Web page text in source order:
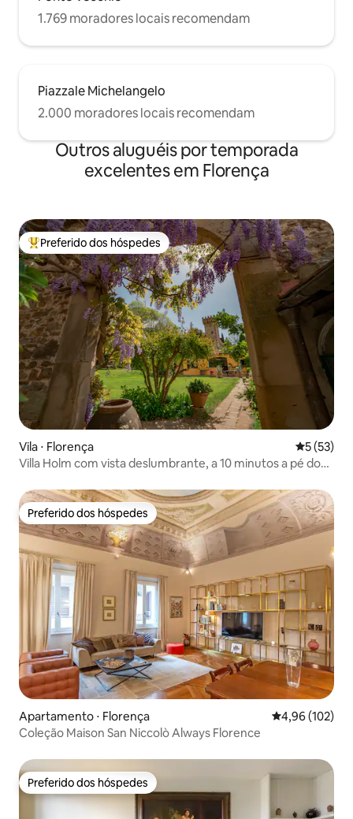
minutos a pé. DE ÔNIBUS: a poucos
passos do prédio há ônibus para o centro
1.769 moradores locais recomendam
Piazzale Michelangelo
2.000 moradores locais recomendam
Outros aluguéis por temporada
excelentes em Florença
Entre os melhores preferidos dos hóspedes
Preferido dos hóspedes
Vila ⋅ Florença 5 de uma
5 (53)
Villa Holm com vista deslumbrante, a 10 minutos a pé do
Preferido dos hóspedes
Preferido dos hóspedes
Apartamento ⋅ Florença 4,96 de uma
4,96 (102)
Coleção Maison San Niccolò Always Florence
Preferido dos hóspedes
Preferido dos hóspedes